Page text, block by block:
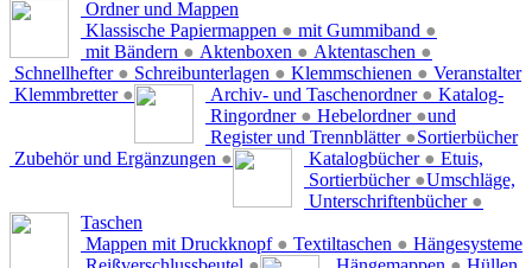
Ordner und Mappen
Klassische Papiermappen ● mit Gummiband ●
mit Bändern ● Aktenboxen ● Aktentaschen ●
Schnellhefter ● Schreibunterlagen ● Klemmschienen ●
Klemmbretter ●
Veranstalter
Archiv- und Taschenordner ●
Ringordner ● Hebelordner ●
Register und Trennblätter ●
Zubehör und Ergänzungen ●
Katalog-
und
Sortierbücher
Katalogbücher ●
Sortierbücher ●
Unterschriftenbücher ●
Etuis,
Umschläge,
Taschen
Mappen mit Druckknopf ● Textiltaschen ● Hängesysteme